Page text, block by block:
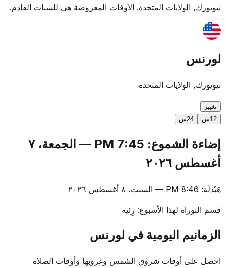
نيويورك, الولايات المتحدة. الأوقات المعروضة هي للشبات القادم.
لورنس
نيويورك, الولايات المتحدة
تغيير
12س
24س
إضاءة الشموع:
7:45 PM
—
الجمعة، ٧
أغسطس ٢٠٢٦
هَبْدَلَة:
8:46 PM
— السبت، ٨ أغسطس ٢٠٢٦
قسم التوراة لهذا الأسبوع: رِئيه
الزمانيم اليومية في لورنس
احصل على أوقات شروق الشمس وغروبها وأوقات الصلاة